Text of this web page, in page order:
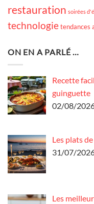
restauration soirées
technologietendances
ON EN A PARLÉ …
Recette
guinguette
02/08/
Les plats
31/07/
Les